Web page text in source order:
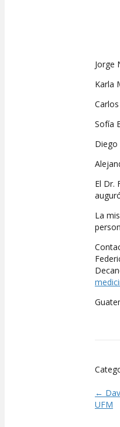
El Dr.
La
←
UFM